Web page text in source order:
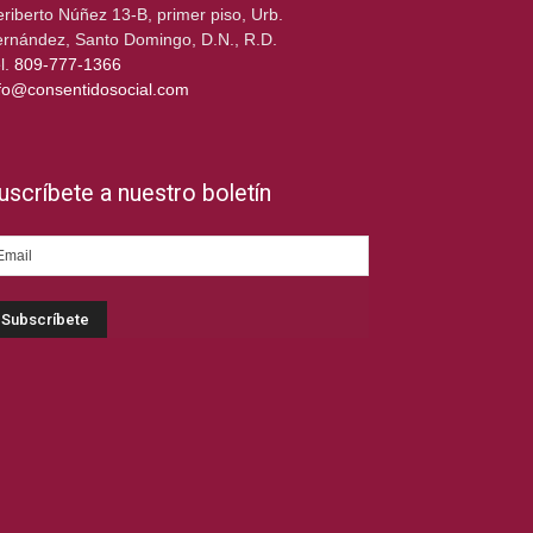
Núñez 13-B, primer piso, Urb.
Santo Domingo, D.N., R.D.
809-777-1366
a nuestro boletín